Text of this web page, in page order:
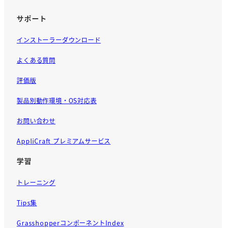
サポート
インストーラーダウンロード
よくある質問
評価版
製品別動作環境・OS対応表
お問い合わせ
AppliCraft プレミアムサービス
学習
トレーニング
Tips集
GrasshopperコンポーネントIndex